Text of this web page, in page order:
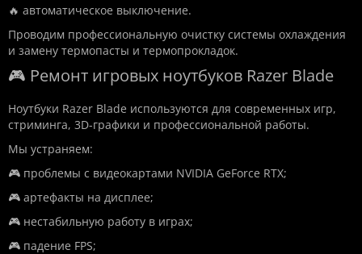
🔥 автоматическое выключение.
Проводим профессиональную очистку системы охлаждения
и замену термопасты и термопрокладок.
🎮 Ремонт игровых ноутбуков Razer Blade
Ноутбуки Razer Blade используются для современных игр,
стриминга, 3D-графики и профессиональной работы.
Мы устраняем:
🎮 проблемы с видеокартами NVIDIA GeForce RTX;
🎮 артефакты на дисплее;
🎮 нестабильную работу в играх;
🎮 падение FPS;